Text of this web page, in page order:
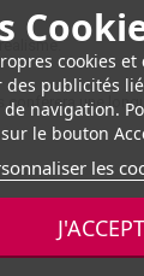
cookies
publicités
navigation.
le bouton
les
confèrera une